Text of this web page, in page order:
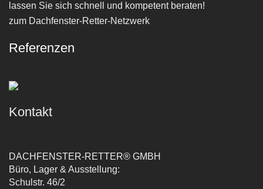
lassen Sie sich schnell und kompetent beraten!
zum Dachfenster-Retter-Netzwerk
Referenzen
Kontakt
DACHFENSTER-RETTER® GMBH
Büro, Lager & Ausstellung:
Schulstr. 46/2